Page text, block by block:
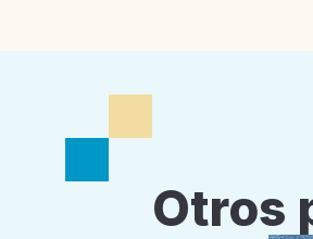
Otros